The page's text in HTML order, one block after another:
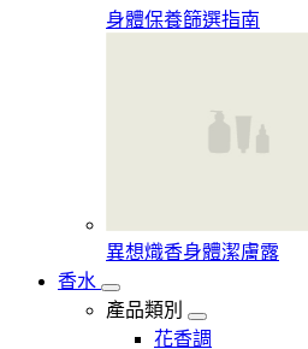
身體保養篩選指南
異想熾香身體潔膚露
香水
產品類別
花香調